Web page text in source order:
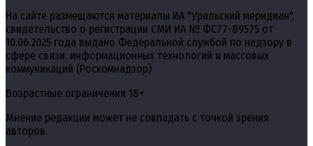
На сайте размещаются материалы ИА "Уральский меридиан",
свидетельство о регистрации СМИ ИА № ФС77-89575 от
10.06.2025 года выдано Федеральной службой по надзору в
сфере связи, информационных технологий и массовых
коммуникаций (Роскомнадзор)
Возрастные ограничения 18+
Мнение редакции может не совпадать с точкой зрения
авторов.